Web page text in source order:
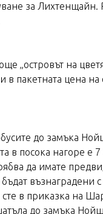
за Лихтенщайн.
„островът на
в пакетната цена на
до замъка
в посока нагоре е 7
да имате
възнаградени
сте в приказка на
до замъка